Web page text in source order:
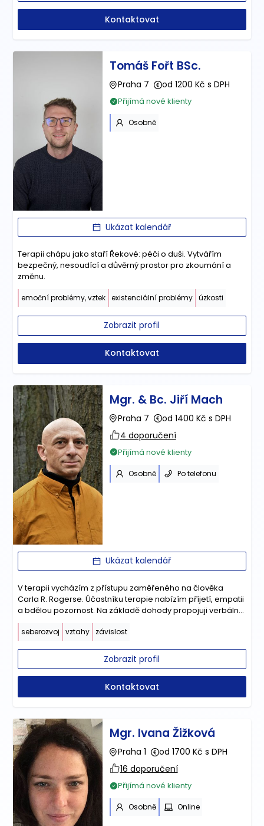
Kontaktovat
Tomáš Fořt BSc.
Praha 7 od 1200 Kč s DPH
Přijímá nové klienty
Osobně
Ukázat kalendář
Terapii chápu jako staří Řekové: péči o duši. Vytvářím
bezpečný, nesoudící a důvěrný prostor pro zkoumání a
změnu.
emoční problémy, vztek existenciální problémy úzkosti
Zobrazit profil
Kontaktovat
Mgr. & Bc. Jiří Mach
Praha 7
od 1400 Kč s DPH
4 doporučení
Přijímá nové klienty
Osobně Po telefonu
Ukázat kalendář
V terapii vycházím z přístupu zaměřeného na člověka
Carla R. Rogerse. Účastníku terapie nabízím příjetí, empatii
a bdělou pozornost. Na základě dohody propojuji verbální
terapii s arteterapií.
seberozvoj vztahy závislost
Zobrazit profil
Kontaktovat
Mgr. Ivana Žižková
Praha 1
od 1700 Kč s DPH
16 doporučení
Přijímá nové klienty
Osobně Online